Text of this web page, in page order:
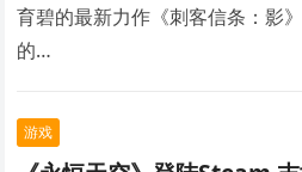
育碧的最新力作《刺客信条：影
的…
游戏